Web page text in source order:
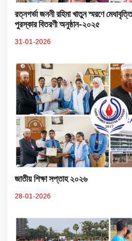
রত্নগর্ভা জননী রহিমা খাতুন স্মরণে
পুরস্কার বিতরণী অনুষ্ঠান-২০২৫
31-01-2026
জাতীয় শিক্ষা সপ্তাহ ২০২৬
28-01-2026